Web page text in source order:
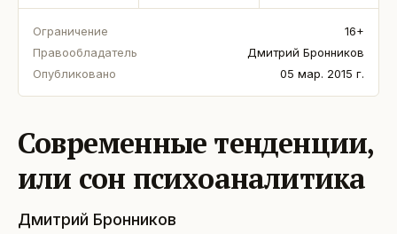
Ограничение
16+
Правообладатель
Дмитрий Бронников
Опубликовано
05 мар. 2015 г.
Современные тенденции,
или сон психоаналитика
Дмитрий Бронников